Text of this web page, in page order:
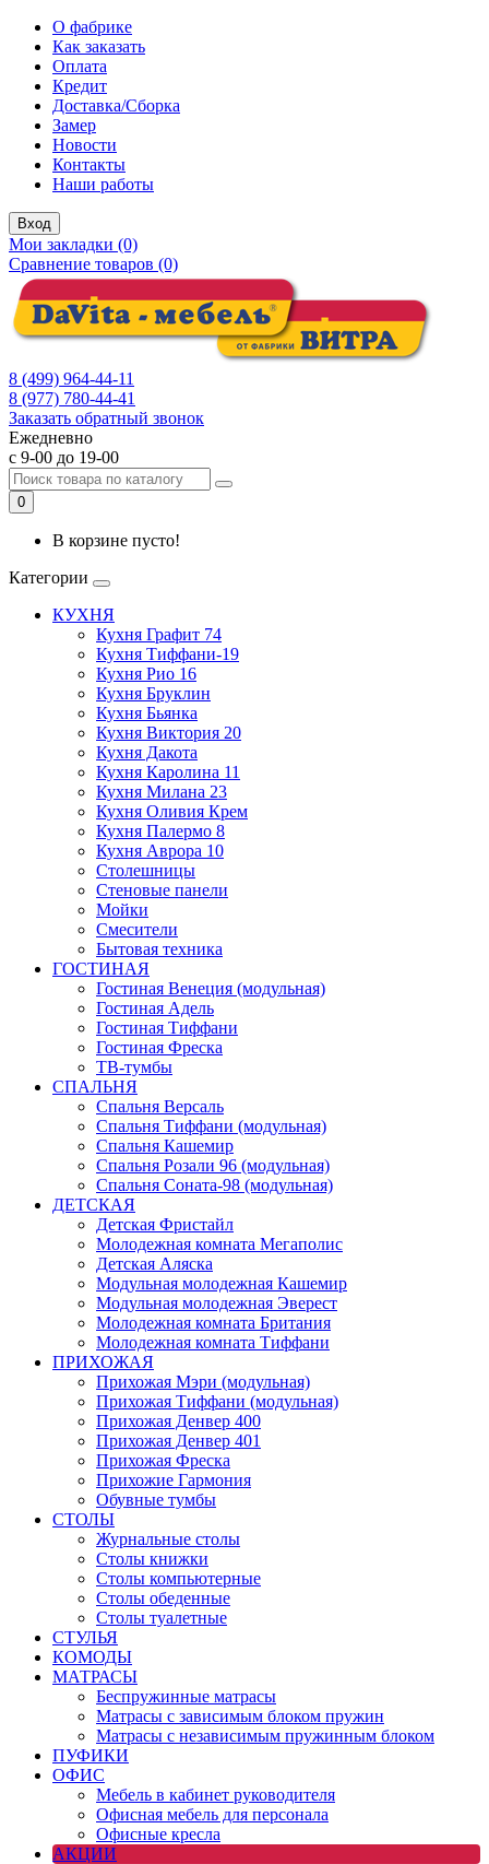
О фабрике
Как заказать
Оплата
Кредит
Доставка/Сборка
Замер
Новости
Контакты
Наши работы
Вход
Мои закладки (0)
Сравнение товаров (0)
8 (499) 964-44-11
8 (977) 780-44-41
Заказать обратный звонок
Ежедневно
с 9-00 до 19-00
0
В корзине пусто!
Категории
КУХНЯ
Кухня Графит 74
Кухня Тиффани-19
Кухня Рио 16
Кухня Бруклин
Кухня Бьянка
Кухня Виктория 20
Кухня Дакота
Кухня Каролина 11
Кухня Милана 23
Кухня Оливия Крем
Кухня Палермо 8
Кухня Аврора 10
Столешницы
Стеновые панели
Мойки
Смесители
Бытовая техника
ГОСТИНАЯ
Гостиная Венеция (модульная)
Гостиная Адель
Гостиная Тиффани
Гостиная Фреска
ТВ-тумбы
СПАЛЬНЯ
Спальня Версаль
Спальня Тиффани (модульная)
Спальня Кашемир
Спальня Розали 96 (модульная)
Спальня Соната-98 (модульная)
ДЕТСКАЯ
Детская Фристайл
Молодежная комната Мегаполис
Детская Аляска
Модульная молодежная Кашемир
Модульная молодежная Эверест
Молодежная комната Британия
Молодежная комната Тиффани
ПРИХОЖАЯ
Прихожая Мэри (модульная)
Прихожая Тиффани (модульная)
Прихожая Денвер 400
Прихожая Денвер 401
Прихожая Фреска
Прихожие Гармония
Обувные тумбы
СТОЛЫ
Журнальные столы
Столы книжки
Столы компьютерные
Столы обеденные
Столы туалетные
СТУЛЬЯ
КОМОДЫ
МАТРАСЫ
Беспружинные матрасы
Матрасы с зависимым блоком пружин
Матрасы с независимым пружинным блоком
ПУФИКИ
ОФИС
Мебель в кабинет руководителя
Офисная мебель для персонала
Офисные кресла
АКЦИИ